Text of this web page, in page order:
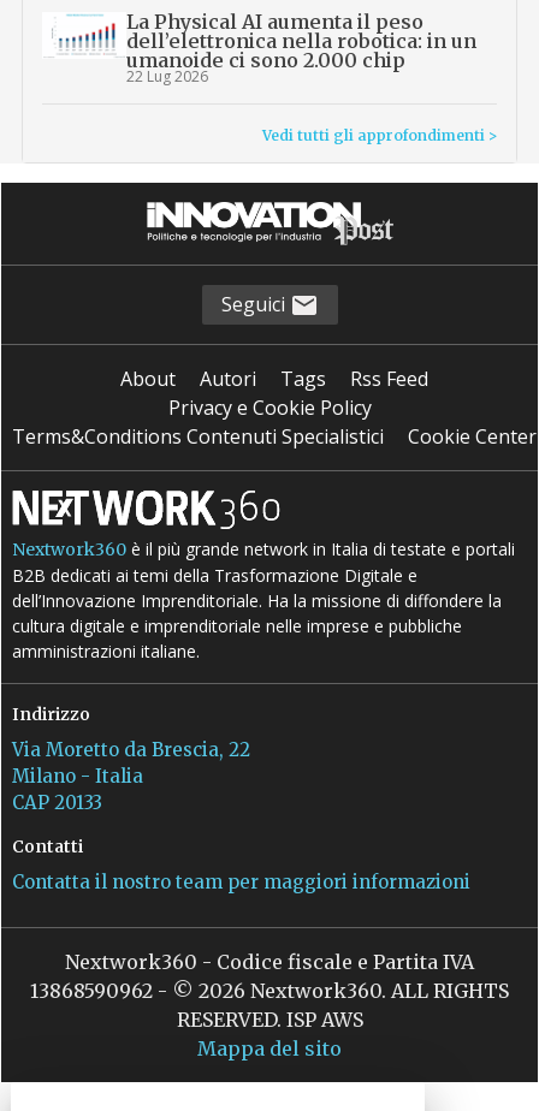
La Physical AI aumenta il peso
dell’elettronica nella robotica: in un
umanoide ci sono 2.000 chip
22 Lug 2026
Vedi tutti gli approfondimenti >
Seguici
About Autori Tags
Rss Feed
Privacy e Cookie Policy
Terms&Conditions Contenuti Specialistici
Cookie Center
Nextwork360 è il più grande network in Italia di testate e portali
B2B dedicati ai temi della Trasformazione Digitale e
dell’Innovazione Imprenditoriale. Ha la missione di diffondere la
cultura digitale e imprenditoriale nelle imprese e pubbliche
amministrazioni italiane.
Indirizzo
Via Moretto da Brescia, 22
Milano - Italia
CAP 20133
Contatti
Contatta il nostro team per maggiori informazioni
Nextwork360 - Codice fiscale e Partita IVA
13868590962 - © 2026 Nextwork360. ALL RIGHTS
RESERVED. ISP AWS
Mappa del sito